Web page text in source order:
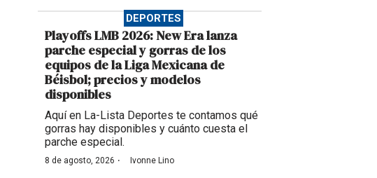
DEPORTES
Playoffs LMB 2026: New Era lanza
parche especial y gorras de los
equipos de la Liga Mexicana de
Béisbol; precios y modelos
disponibles
Aquí en La-Lista Deportes te contamos qué
gorras hay disponibles y cuánto cuesta el
parche especial.
8 de agosto, 2026 · Ivonne Lino